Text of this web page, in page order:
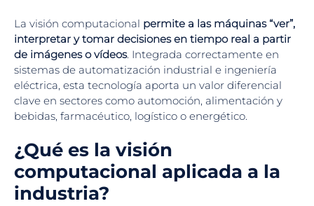
La visión computacional permite a las máquinas “ver”,
interpretar y tomar decisiones en tiempo real a partir
de imágenes o vídeos. Integrada correctamente en
sistemas de automatización industrial e ingeniería
eléctrica, esta tecnología aporta un valor diferencial
clave en sectores como automoción, alimentación y
bebidas, farmacéutico, logístico o energético.
¿Qué es la visión
computacional aplicada a la
industria?